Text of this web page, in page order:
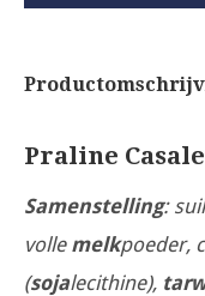
Praline
Samenstelling:
volle melkpoeder,
(sojalecithine),